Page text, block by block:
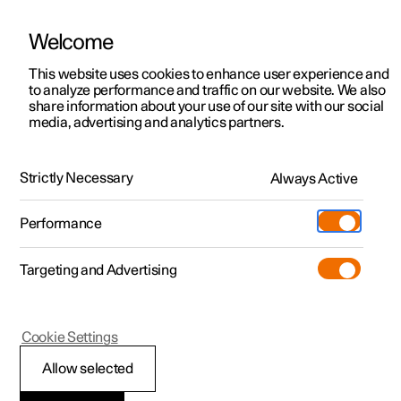
Polestar 2
Polestar 3
Polestar 4
Pre-owned
Shop
Meer
Testrit
Aanbiedingen voor
Testrit
Aanbiedingen voor
Polestar 4 coupé
Ontdek Polestar 4
Testrit
Bekijk onze stockwagens
Aanbiedingen voor
Ontdek Polestar 5
Over pre-owned
Pre-owned aanbiedingen
Aanbiedingen voor particulieren
Aanbiedingen voor
professionelen
Bekijk onze stockwagens
Configureer
Pre-owned
Testrit
Additionals
(Opent in een nieuw venster)
Experiences
Ontmoet ons
Servicepunten
Opladen
Support
HandleidingVideogalerijSoftware-updates
Bestuurdersondersteuning
Polestar 2
Rijhulpsystemen
Welcome
This website uses cookies to enhance user experience and
to analyze performance and traffic on our website. We also
share information about your use of our site with our social
media, advertising and analytics partners.
Strictly Necessary Always Active
Performance
Targeting and Advertising
Allow selected
Cookie Settings